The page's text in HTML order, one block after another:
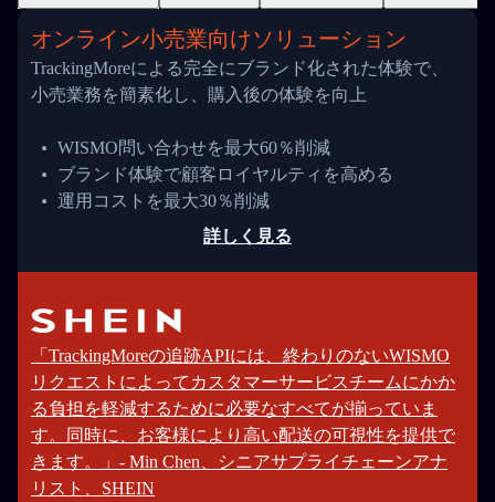
オンライン小売業向けソリューション
TrackingMoreによる完全にブランド化された体験で、
小売業務を簡素化し、購入後の体験を向上
WISMO問い合わせを最大60％削減
ブランド体験で顧客ロイヤルティを高める
運用コストを最大30％削減
詳しく見る
「TrackingMoreの追跡APIには、終わりのないWISMO
リクエストによってカスタマーサービスチームにかか
る負担を軽減するために必要なすべてが揃っていま
す。同時に、お客様により高い配送の可視性を提供で
きます。」- Min Chen、シニアサプライチェーンアナ
リスト、SHEIN